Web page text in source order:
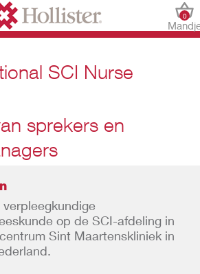
0
SCI Nurse
sprekers en
op de SCI-afdeling in
Sint Maartenskliniek in